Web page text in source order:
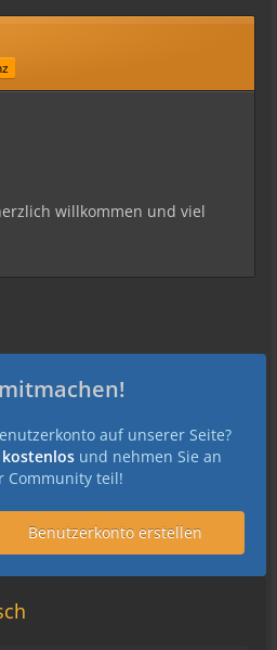
willkommen und viel
auf unserer Seite?
und nehmen Sie an
Community teil!
Benutzerkonto erstellen